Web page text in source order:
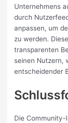
Unternehmens
durch
anpassen, um
zu werden.
transparenten
seinen Nutzern,
entscheidender
Die Community-